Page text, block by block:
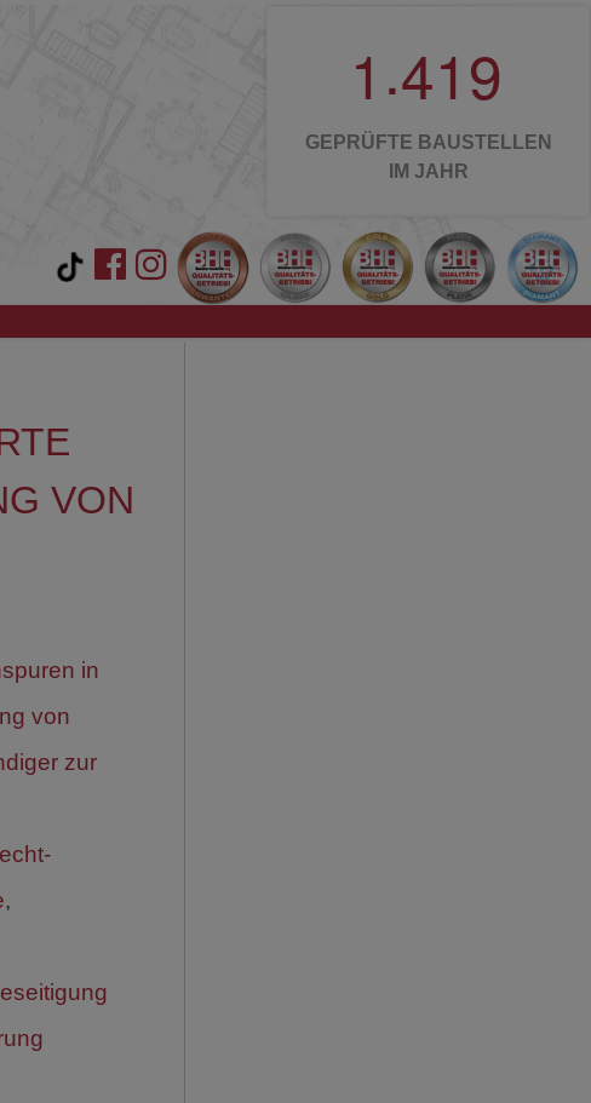
1 .419
GEPRÜFTE BAUSTELLEN
IM JAHR
VON
in
von
zur
,